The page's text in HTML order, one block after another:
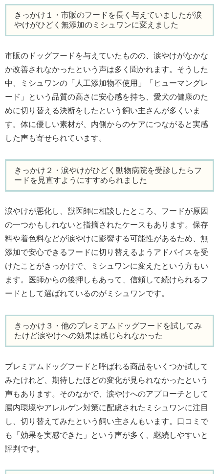
きっかけ１・市販のフードを長く与えていましたが涙
やけがひどく無添加のミシュワンに変えました
市販のドッグフードを与えていたものの、涙やけがなかな
か改善されなかったという声は多く聞かれます。そうした
中、ミシュワンの「人工添加物不使用」「ヒューマングレ
ード」という品質の高さに安心感を持ち、愛犬の健康のた
めに切り替える決断をしたという飼い主さんが多くいま
す。体に優しい素材が、内側からのケアにつながると実感
した声も寄せられています。
きっかけ２・涙やけがひどく動物病院を受診したらフ
ードを見直すようにすすめられました
涙やけが悪化し、獣医師に相談したところ、フードが原因
の一つかもしれないと指摘されたケースもあります。保存
料や着色料などが涙やけに影響する可能性があるため、無
添加で安心できるフードに切り替えるようアドバイスを受
けたことがきっかけで、ミシュワンに変えたという方もい
ます。医師からの後押しもあって、信頼して続けられるフ
ードとして選ばれているのがミシュワンです。
きっかけ３・他のプレミアムドッグフードを試してみ
たけど涙やけへの効果は感じられなかった
プレミアムドッグフードと呼ばれる商品をいくつか試して
みたけれど、期待したほどの変化が見られなかったという
声もあります。そのなかで、涙やけへのアプローチとして
腸内環境やアレルゲン対策に配慮されたミシュワンに注目
し、切り替えてみたという飼い主さんもいます。口コミで
も「効果を実感できた」という声が多く、継続しやすいと
評判です。